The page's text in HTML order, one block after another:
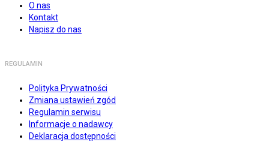
O nas
Kontakt
Napisz do nas
REGULAMIN
Polityka Prywatności
Zmiana ustawień zgód
Regulamin serwisu
Informacje o nadawcy
Deklaracja dostępności